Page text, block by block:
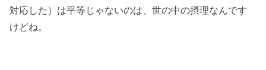
対応した）は平等じゃないのは、世の中の摂理なんです
けどね。